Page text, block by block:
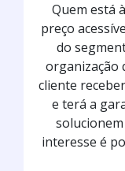
Quem está
preço
do
organização
cliente
e terá a
interesse é